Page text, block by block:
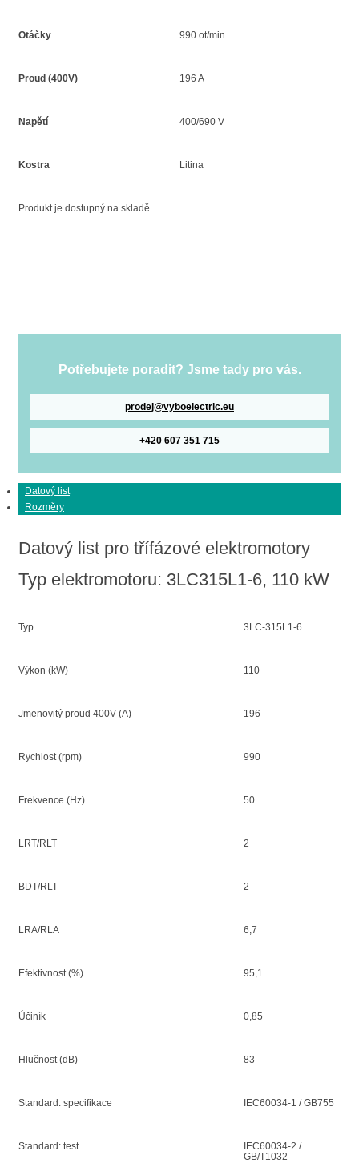
Otáčky 990 ot/min
Proud (400V) 196 A
Napětí 400/690 V
Kostra Litina
Produkt je dostupný na skladě.
Potřebujete poradit? Jsme tady pro vás.
prodej@vyboelectric.eu
+420 607 351 715
Datový list
Rozměry
Datový list pro třífázové elektromotory
Typ elektromotoru: 3LC315L1-6, 110 kW
Typ 3LC-315L1-6
Výkon (kW) 110
Jmenovitý proud 400V (A) 196
Rychlost (rpm) 990
Frekvence (Hz) 50
LRT/RLT 2
BDT/RLT 2
LRA/RLA 6,7
Efektivnost (%) 95,1
Účiník 0,85
Hlučnost (dB) 83
Standard: specifikace IEC60034-1 / GB755
Standard: test
IEC60034-2 /
GB/T1032